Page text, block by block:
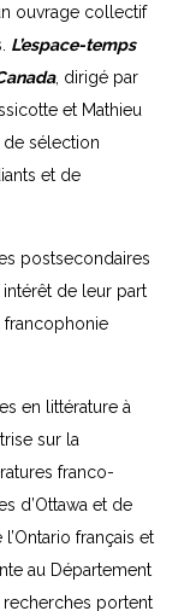
ouvrage collectif
L’espace-temps
, dirigé par
et Mathieu
de sélection
et de
postsecondaires
de leur part
francophonie
en littérature à
sur la
franco-
d’Ottawa et de
français et
au Département
recherches portent